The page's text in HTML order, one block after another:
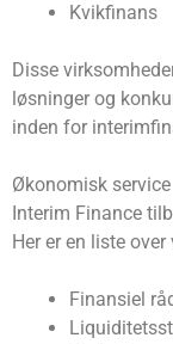
Kvikfinans
Disse
løsninger og
inden for
Økonomisk service
Interim Finance
Her er en liste
Finansiel